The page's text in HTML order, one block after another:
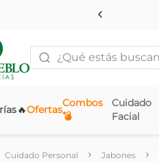
¿Qué estás buscando?
Ofertas
🔥
Combos
💣
Cuidado
Facial
Cuidado Personal Jabones